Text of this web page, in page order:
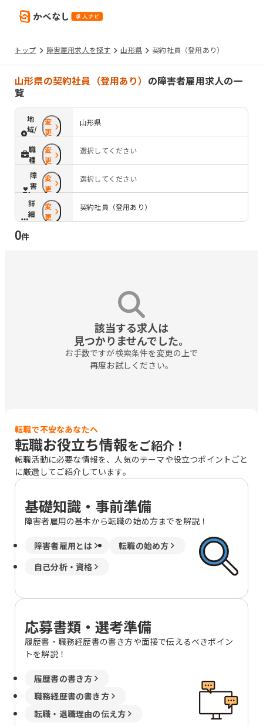
トップ 障害雇用求人を探す 山形県 契約社員（登用あり）
山形県の契約社員（登用あり） の障害者雇用求人の一
覧
地
域/
路
線
変
更
山形県
職
種
変
更
選択してください
障
害
配
慮
変
更
選択してください
詳
細
条
件
変
更
契約社員（登用あり）
0件
該当する求人は
見つかりませんでした。
お手数ですが検索条件を変更の上で
再度お試しください。
転職で不安なあなたへ
転職お役立ち情報をご紹介！
転職活動に必要な情報を、人気のテーマや役立つポイントごと
に厳選してご紹介しています。
基礎知識・事前準備
障害者雇用の基本から転職の始め方までを解説！
障害者雇用とは
転職の始め方
自己分析・資格
応募書類・選考準備
履歴書・職務経歴書の書き方や面接で伝えるべきポイン
トを解説！
履歴書の書き方
職務経歴書の書き方
転職・退職理由の伝え方